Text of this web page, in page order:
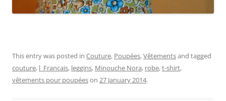
This entry was posted in Couture, Poupées,Vêtementsand tagged
couture, l_Français, leggins, Minouche Nora, robe,t-shirt,
vêtements pour poupéeson 27 January 2014.